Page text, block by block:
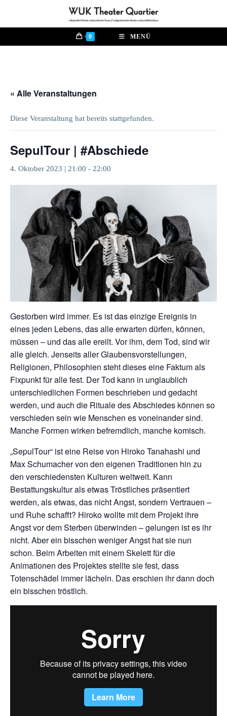
springen
0 MENÜ
« Alle Veranstaltungen
Diese Veranstaltung hat bereits stattgefunden.
SepulTour | #Abschiede
4. Oktober 2023 | 21:00 - 22:00
Gestorben wird immer. Es ist das einzige Ereignis in
eines jeden Lebens, das alle erwarten dürfen, können,
müssen – und das alle ereilt. Vor ihm, dem Tod, sind wir
alle gleich. Jenseits aller Glaubensvorstellungen,
Religionen, Philosophien steht dieses eine Faktum als
Fixpunkt für alle fest. Der Tod kann in unglaublich
unterschiedlichen Formen beschrieben und gedacht
werden, und auch die Rituale des Abschiedes können so
verschieden sein wie Menschen es voneinander sind.
Manche Formen wirken befremdlich, manche komisch.
„SepulTour“ ist eine Reise von Hiroko Tanahashi und
Max Schumacher von den eigenen Traditionen hin zu
den verschiedensten Kulturen weltweit. Kann
Bestattungskultur als etwas Tröstliches präsentiert
werden, als etwas, das nicht Angst, sondern Vertrauen –
und Ruhe schafft? Hiroko wollte mit dem Projekt ihre
Angst vor dem Sterben überwinden – gelungen ist es ihr
nicht. Aber ein bisschen weniger Angst hat sie nun
schon. Beim Arbeiten mit einem Skelett für die
Animationen des Projektes stellte sie fest, dass
Totenschädel immer lächeln. Das erschien ihr dann doch
ein bisschen tröstlich.